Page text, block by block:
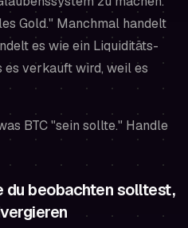
Gold." Manchmal handelt
es wie ein Liquiditäts-
es verkauft wird, weil es
BTC "sein sollte." Handle
du beobachten solltest,